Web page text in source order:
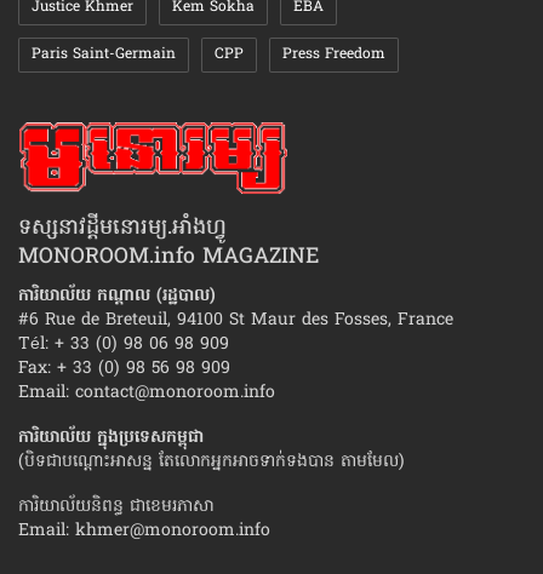
Justice Khmer Kem Sokha EBA
Paris Saint-Germain CPP Press Freedom
ទស្សនាវដ្ដីមនោរម្យ.អាំងហ្វូ
MONOROOM.info MAGAZINE
ការិយាល័យ កណ្ដាល (រដ្ឋបាល)
#6 Rue de Breteuil, 94100 St Maur des Fosses, France
Tél: + 33 (0) 98 06 98 909
Fax: + 33 (0) 98 56 98 909
Email: contact@monoroom.info
ការិយាល័យ ក្នុង​ប្រទេស​កម្ពុជា
(បិទជាបណ្ដោះអាសន្ន តែលោកអ្នកអាចទាក់ទងបាន តាមមែល)
ការិយាល័យនិពន្ធ ជាខេមរភាសា
Email: khmer@monoroom.info